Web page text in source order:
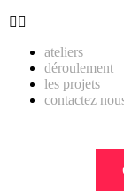
ateliers
déroulement
les projets
contactez